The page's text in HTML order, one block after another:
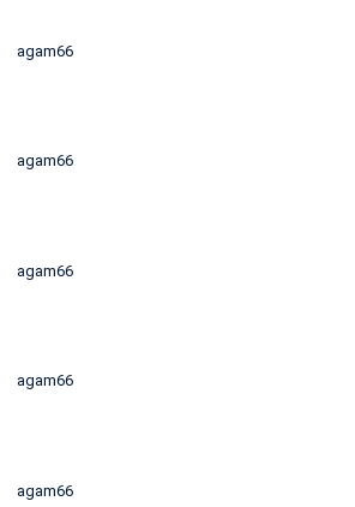
agam66
agam66
agam66
agam66
agam66